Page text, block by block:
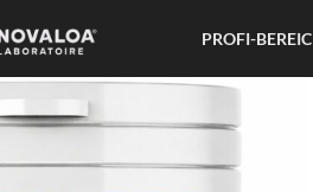
PROFI-